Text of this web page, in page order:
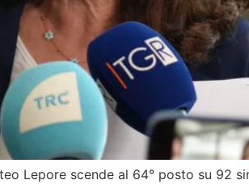
Lepore scende al 64° posto su 92